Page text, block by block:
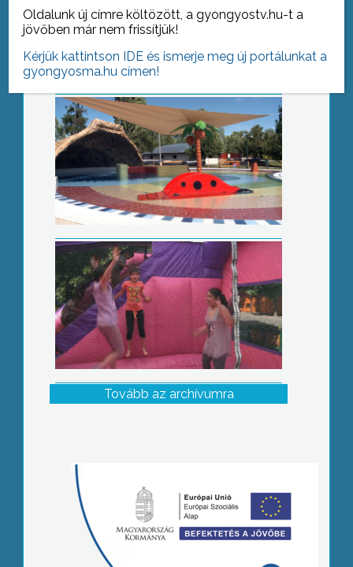
Nemzetiségi gyermeknap
Tovább az archívumra
Oldalunk új címre költözött, a gyongyostv.hu-t a
jövőben már nem frissítjük!
Kérjük kattintson IDE és ismerje meg új portálunkat a
gyongyosma.hu címen!